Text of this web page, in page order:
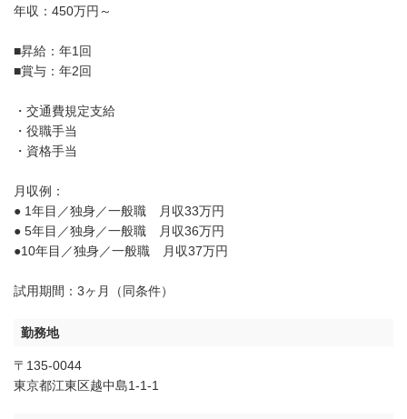
年収：450万円～
■昇給：年1回
■賞与：年2回
・交通費規定支給
・役職手当
・資格手当
月収例：
● 1年目／独身／一般職 月収33万円
● 5年目／独身／一般職 月収36万円
●10年目／独身／一般職 月収37万円
試用期間：3ヶ月（同条件）
勤務地
〒135-0044
東京都江東区越中島1-1-1